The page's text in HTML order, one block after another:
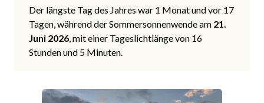
Der längste Tag des Jahres war 1 Monat und vor 17
Tagen, während der Sommersonnenwende am 21.
Juni 2026, mit einer Tageslichtlänge von 16
Stunden und 5 Minuten.